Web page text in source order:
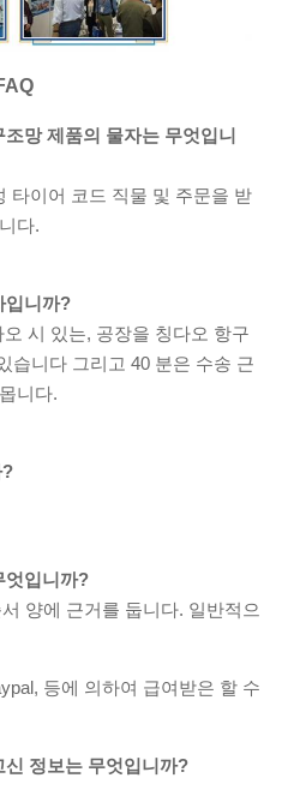
망 제품의 물자는 무엇입니
타이어 코드 직물 및 주문을 받
다.
입니까?
시 있는, 공장을 칭다오 항구
습니다 그리고 40 분은 수송 근
니다.
엇입니까?
양에 근거를 둡니다. 일반적으
등에 의하여 급여받은 할 수
정보는 무엇입니까?